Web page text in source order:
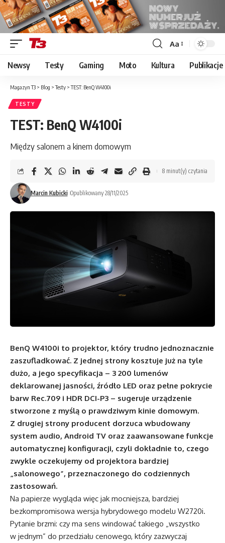
Font
Resizer
Aa
Newsy Testy Gaming Moto Kultura Publikacje
Magazyn T3 > Blog >Testy >TEST: BenQ W4100i
TESTY
TEST: BenQ W4100i
Między salonem a kinem domowym
Marcin Kubicki Opublikowany 28/11/2025
8 minut(y) czytania
BenQ W4100i to projektor, który trudno jednoznacznie
zaszufladkować. Z jednej strony kosztuje już na tyle
dużo, a jego specyfikacja – 3 200 lumenów
deklarowanej jasności, źródło LED oraz pełne pokrycie
barw Rec.709 i HDR DCI-P3 – sugeruje urządzenie
stworzone z myślą o prawdziwym kinie domowym.
Z drugiej strony producent dorzuca wbudowany
system audio, Android TV oraz zaawansowane funkcje
automatycznej konfiguracji, czyli dokładnie to, czego
zwykle oczekujemy od projektora bardziej
„salonowego”, przeznaczonego do codziennych
zastosowań.
Na papierze wygląda więc jak mocniejsza, bardziej
bezkompromisowa wersja hybrydowego modelu W2720i.
Pytanie brzmi: czy ma sens windować takiego „wszystko
w jednym” do przedziału cenowego, który zazwyczaj